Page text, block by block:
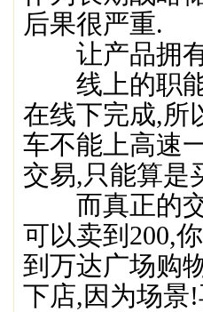
后果很严重.
让产品拥有
线上的职能
在线下完成,所
车不能上高速
交易,只能算是
而真正的交
可以卖到200,
到万达广场购
下店,因为场景